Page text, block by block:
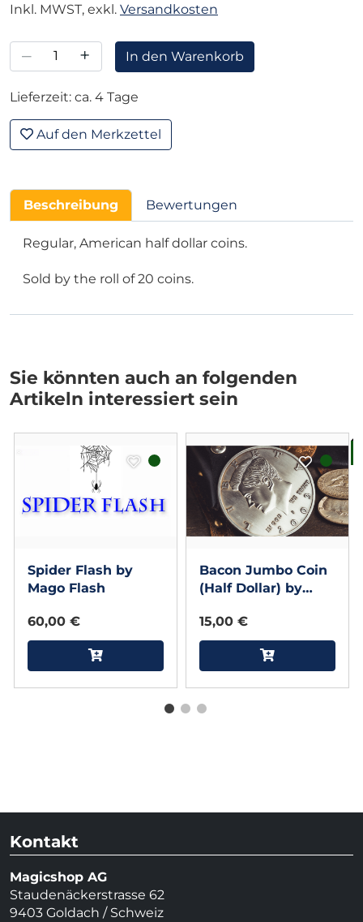
Inkl. MWST, exkl. Versandkosten
– + In den Warenkorb
Lieferzeit: ca. 4 Tage
Auf den Merkzettel
Beschreibung Bewertungen
Regular, American half dollar coins.
Sold by the roll of 20 coins.
Sie könnten auch an folgenden
Artikeln interessiert sein
Spider Flash by
Mago Flash
60,00 €
Bacon Jumbo Coin
(Half Dollar) by
15,00 €
Kontakt
Magicshop AG
Staudenäckerstrasse 62
9403 Goldach / Schweiz